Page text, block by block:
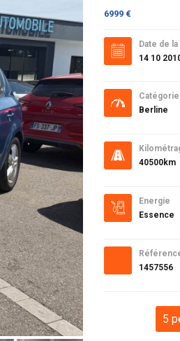
6999 €
Date de
14 10
Catégorie
Berline
40500km
Energie
Essence
1457556
5